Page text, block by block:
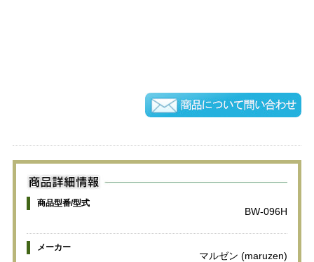
商品型番/型式
BW-096H
メーカー
マルゼン (maruzen)